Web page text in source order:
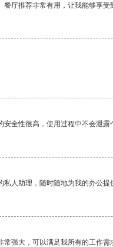
餐厅推荐非常有用，让我能够享受
安全性很高，使用过程中不会泄露
私人助理，随时随地为我的办公提
常强大，可以满足我所有的工作需